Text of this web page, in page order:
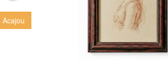
Acajou